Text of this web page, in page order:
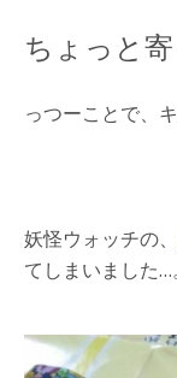
ちょっと
っつーことで、
妖怪ウォッチの、
てしまいました…。